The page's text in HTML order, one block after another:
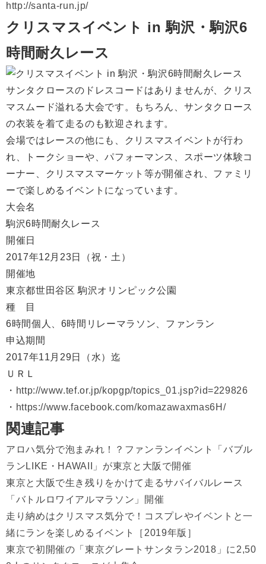
http://santa-run.jp/
クリスマスイベント in 駒沢・駒沢6
時間耐久レース
サンタクロースのドレスコードはありませんが、クリス
マスムード溢れる大会です。もちろん、サンタクロース
の衣装を着て走るのも歓迎されます。
会場ではレースの他にも、クリスマスイベントが行わ
れ、トークショーや、パフォーマンス、スポーツ体験コ
ーナー、クリスマスマーケット等が開催され、ファミリ
ーで楽しめるイベントになっています。
大会名
駒沢6時間耐久レース
開催日
2017年12月23日（祝・土）
開催地
東京都世田谷区 駒沢オリンピック公園
種 目
6時間個人、 6時間リレーマラソン、 ファンラン
申込期間
2017年11月29日（水）迄
ＵＲＬ
・ http://www.tef.or.jp/kopgp/topics_01.jsp?id=229826
・ https://www.facebook.com/komazawaxmas6H/
関連記事
アロハ気分で泡まみれ！？ファンランイベント「バブル
ランLIKE・HAWAII」が東京と大阪で開催
東京と大阪で生き残りをかけて走るサバイバルレース
「バトルロワイアルマラソン」開催
走り納めはクリスマス気分で！コスプレやイベントと一
緒にランを楽しめるイベント［2019年版］
東京で初開催の「東京グレートサンタラン2018」に2,50